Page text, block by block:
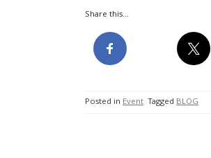
Share this...
Posted in Event Tagged BLOG